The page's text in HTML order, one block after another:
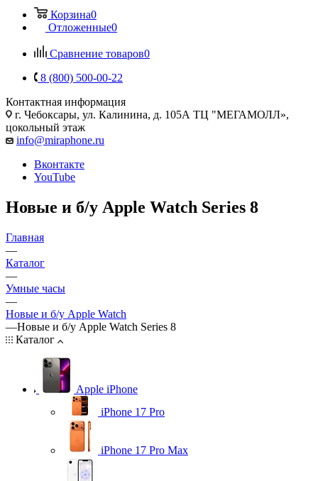
Корзина0
Отложенные0
Сравнение товаров0
8 (800) 500-00-22
Контактная информация
г. Чебоксары, ул. Калинина, д. 105А ТЦ "МЕГАМОЛЛ»,
цокольный этаж
info@miraphone.ru
Вконтакте
YouTube
Новые и б/у Apple Watch Series 8
Главная
—
Каталог
—
Умные часы
—
Новые и б/у Apple Watch
—Новые и б/у Apple Watch Series 8
Каталог
Apple iPhone
iPhone 17 Pro
iPhone 17 Pro Max